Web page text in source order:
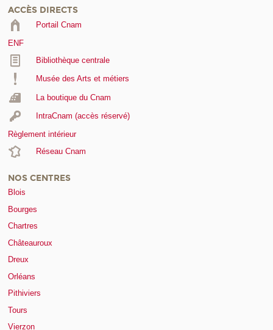
ACCÈS DIRECTS
Portail Cnam
ENF
Bibliothèque centrale
Musée des Arts et métiers
La boutique du Cnam
IntraCnam (accès réservé)
Règlement intérieur
Réseau Cnam
NOS CENTRES
Blois
Bourges
Chartres
Châteauroux
Dreux
Orléans
Pithiviers
Tours
Vierzon